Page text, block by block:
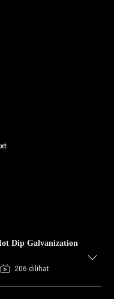
Dip Galvanization
206 dilihat